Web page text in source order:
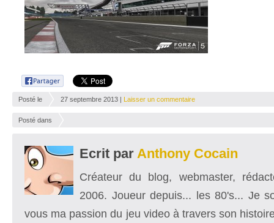
Posté le 27 septembre 2013 | Laisser un commentaire
Posté dans
Ecrit par Anthony Cocain
Créateur du blog, webmaster,
2006. Joueur depuis... les 80's... Je
vous ma passion du jeu video à travers son